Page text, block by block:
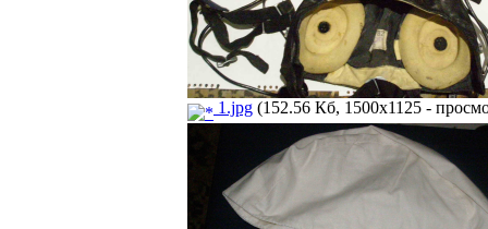
1.jpg (152.56 Кб, 1500x1125 -